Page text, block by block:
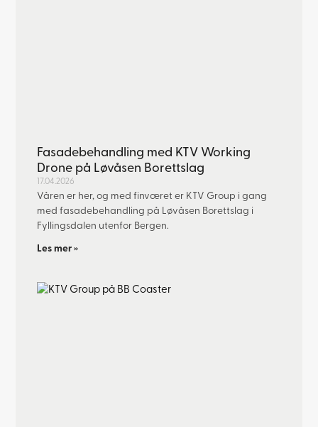
Fasadebehandling med KTV Working
Drone på Løvåsen Borettslag
17.04.2026
Våren er her, og med finværet er KTV Group i gang
med fasadebehandling på Løvåsen Borettslag i
Fyllingsdalen utenfor Bergen.
Les mer »